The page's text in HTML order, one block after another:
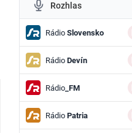
Rozhlas
RádioSlovensko
RádioDevín
Rádio_FM
RádioPatria